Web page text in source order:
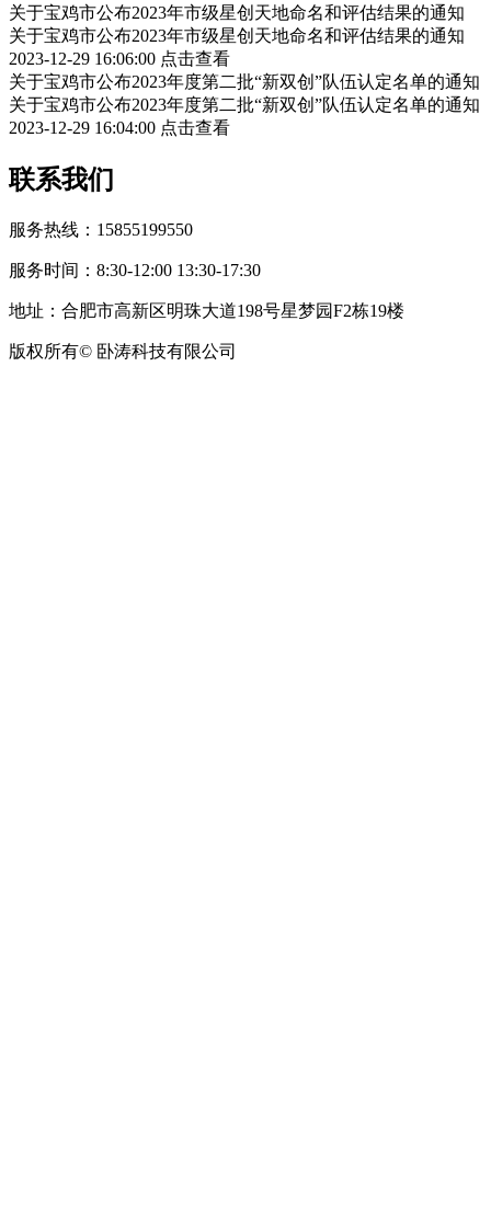
关于宝鸡市公布2023年市级星创天地命名和评估结果的通知
关于宝鸡市公布2023年市级星创天地命名和评估结果的通知
2023-12-29 16:06:00 点击查看
关于宝鸡市公布2023年度第二批“新双创”队伍认定名单的通知
关于宝鸡市公布2023年度第二批“新双创”队伍认定名单的通知
2023-12-29 16:04:00 点击查看
联系我们
服务热线：15855199550
服务时间：8:30-12:00 13:30-17:30
地址：合肥市高新区明珠大道198号星梦园F2栋19楼
版权所有© 卧涛科技有限公司